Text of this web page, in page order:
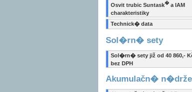
Osvit trubic Suntask�a IAM
charakteristiky
Technick� data
Sol�rn� sety
Sol�rn� sety již od 40 860,-
bez DPH
Akumulačn� n�drže